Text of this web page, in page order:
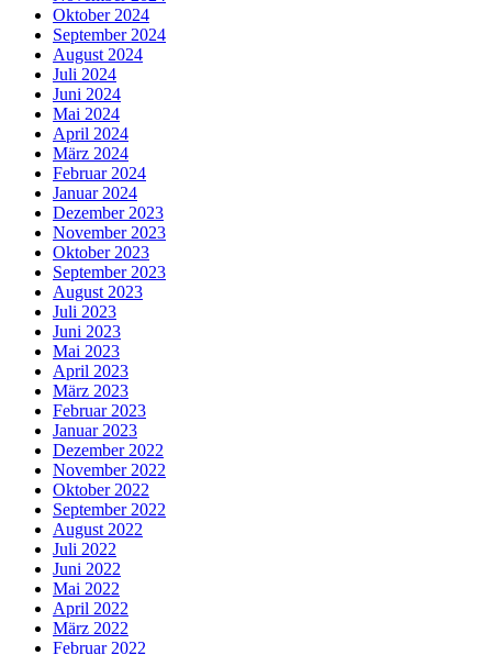
Oktober 2024
September 2024
August 2024
Juli 2024
Juni 2024
Mai 2024
April 2024
März 2024
Februar 2024
Januar 2024
Dezember 2023
November 2023
Oktober 2023
September 2023
August 2023
Juli 2023
Juni 2023
Mai 2023
April 2023
März 2023
Februar 2023
Januar 2023
Dezember 2022
November 2022
Oktober 2022
September 2022
August 2022
Juli 2022
Juni 2022
Mai 2022
April 2022
März 2022
Februar 2022